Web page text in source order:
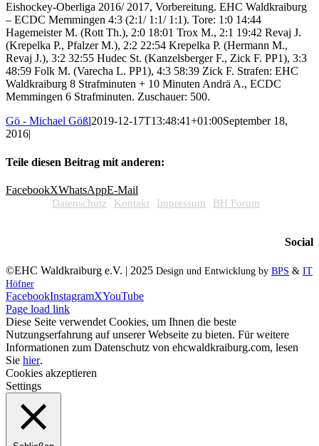
Eishockey-Oberliga 2016/ 2017, Vorbereitung. EHC Waldkraiburg
– ECDC Memmingen 4:3 (2:1/ 1:1/ 1:1). Tore: 1:0 14:44
Hagemeister M. (Rott Th.), 2:0 18:01 Trox M., 2:1 19:42 Revaj J.
(Krepelka P., Pfalzer M.), 2:2 22:54 Krepelka P. (Hermann M.,
Revaj J.), 3:2 32:55 Hudec St. (Kanzelsberger F., Zick F. PP1), 3:3
48:59 Folk M. (Varecha L. PP1), 4:3 58:39 Zick F. Strafen: EHC
Waldkraiburg 8 Strafminuten + 10 Minuten Andrä A., ECDC
Memmingen 6 Strafminuten. Zuschauer: 500.
Gö - Michael Gößl2019-12-17T13:48:41+01:00September 18,
2016|
Teile diesen Beitrag mit anderen:
FacebookXWhatsAppE-Mail
Social
Datenschutz Kontakt Impressum BH Forum
©EHC Waldkraiburg e.V. | 2025 Design und Entwicklung by BPS & IT
Höfner
FacebookInstagramXYouTube
Page load link
Diese Seite verwendet Cookies, um Ihnen die beste
Nutzungserfahrung auf unserer Webseite zu bieten. Für weitere
Informationen zum Datenschutz von ehcwaldkraiburg.com, lesen
Sie hier.
Cookies akzeptieren
Settings